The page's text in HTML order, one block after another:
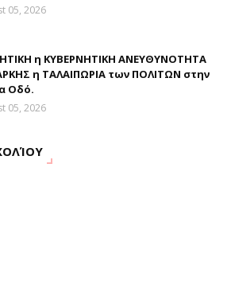
05, 2026
η ΚΥΒΕΡΝΗΤΙΚΗ ΑΝΕΥΘΥΝΟΤΗΤΑ
η ΤΑΛΑΙΠΩΡΙΑ των ΠΟΛΙΤΩΝ στην
Οδό.
05, 2026